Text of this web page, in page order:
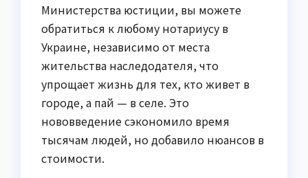
Министерства юстиции, вы можете
обратиться к любому нотариусу в
Украине, независимо от места
жительства наследодателя, что
упрощает жизнь для тех, кто живет в
городе, а пай — в селе. Это
нововведение сэкономило время
тысячам людей, но добавило нюансов в
стоимости.